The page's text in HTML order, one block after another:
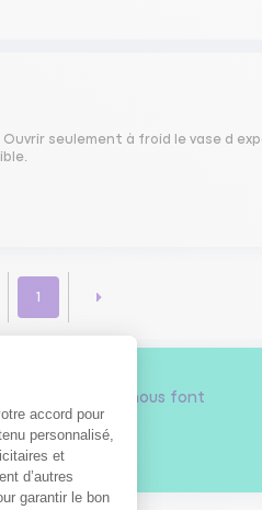
seulement à froid le vase d
1
nous font
?
accord pour
personnalisé,
et
d’autres
garantir le bon